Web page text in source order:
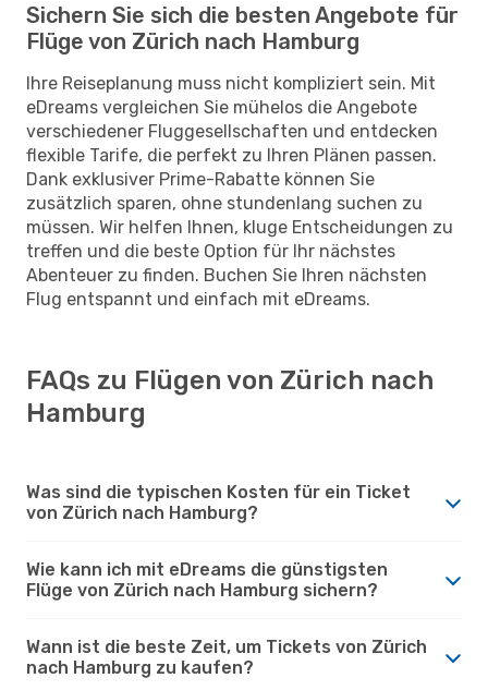
Sichern Sie sich die besten Angebote für
Flüge von Zürich nach Hamburg
Ihre Reiseplanung muss nicht kompliziert sein. Mit
eDreams vergleichen Sie mühelos die Angebote
verschiedener Fluggesellschaften und entdecken
flexible Tarife, die perfekt zu Ihren Plänen passen.
Dank exklusiver Prime-Rabatte können Sie
zusätzlich sparen, ohne stundenlang suchen zu
müssen. Wir helfen Ihnen, kluge Entscheidungen zu
treffen und die beste Option für Ihr nächstes
Abenteuer zu finden. Buchen Sie Ihren nächsten
Flug entspannt und einfach mit eDreams.
FAQs zu Flügen von Zürich nach
Hamburg
Was sind die typischen Kosten für ein Ticket
von Zürich nach Hamburg?
Wie kann ich mit eDreams die günstigsten
Flüge von Zürich nach Hamburg sichern?
Wann ist die beste Zeit, um Tickets von Zürich
nach Hamburg zu kaufen?